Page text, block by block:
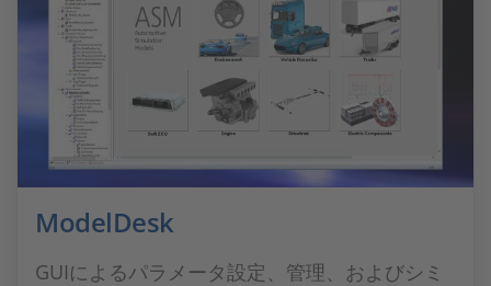
ModelDesk
GUIによるパラメータ設定、管理、およびシミ